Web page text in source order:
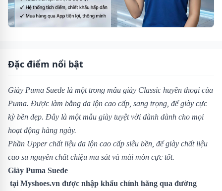
Đặc điểm nổi bật
Giày Puma Suede là một trong mẫu giày Classic huyền thoại của
Puma. Được làm bằng da lộn cao cấp, sang trọng, đế giày cực
kỳ bền đẹp. Đây là một mẫu giày tuyệt vời dành dành cho mọi
hoạt động hàng ngày.
Phần Upper chất liệu da lộn cao cấp siêu bền, đế giày chất liệu
cao su nguyên chất chiệu ma sát và mài mòn cực tốt.
Giày Puma Suede
tại Myshoes.vn được nhập khẩu chính hãng qua đường